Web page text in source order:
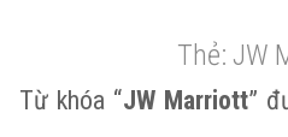
Thẻ: JW
Từ khóa “JW Marriott”